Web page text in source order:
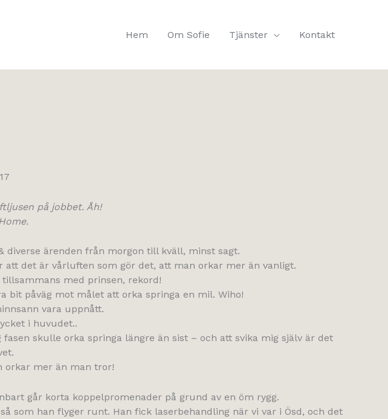
Hem Om Sofie Tjänster Kontakt
på jobbet. Åh!
diverse ärenden från morgon till kväll, minst sagt.
det är vårluften som gör det, att man orkar mer än vanligt.
med prinsen, rekord!
bit påväg mot målet att orka springa en mil. Wiho!
vara uppnått.
i huvudet..
skulle orka springa längre än sist – och att svika mig själv är det
orkar mer än man tror!
går korta koppelpromenader på grund av en öm rygg.
som han flyger runt. Han fick laserbehandling när vi var i Ösd, och det